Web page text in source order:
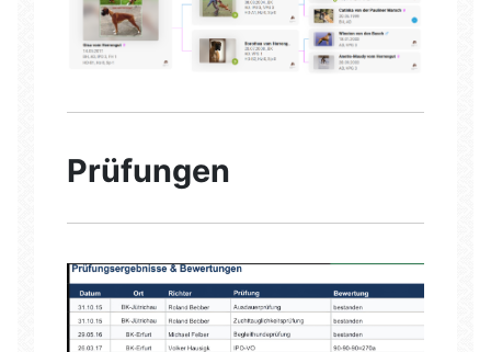
Prüfungen